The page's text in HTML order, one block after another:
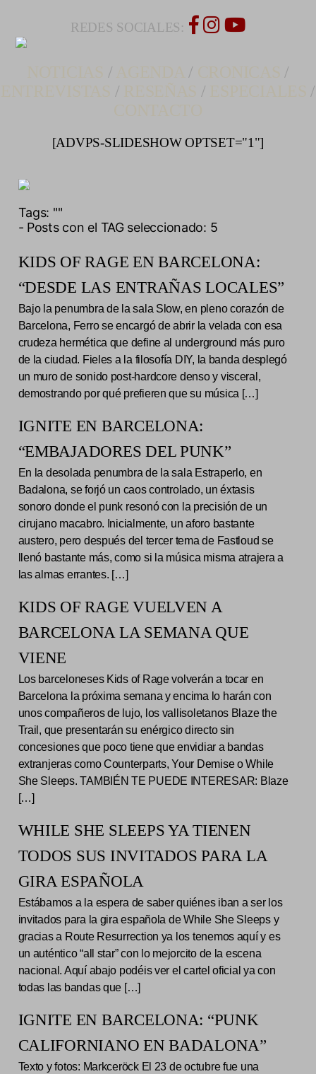
REDES SOCIALES:
/ /
/
/ /
/
[ADVPS-SLIDESHOW OPTSET="1"]
Tags: ""
- Posts con el TAG seleccionado: 5
KIDS OF RAGE EN BARCELONA:
“DESDE LAS ENTRAÑAS LOCALES”
Bajo la penumbra de la sala Slow, en pleno corazón de
Barcelona, Ferro se encargó de abrir la velada con esa
crudeza hermética que define al underground más puro
de la ciudad. Fieles a la filosofía DIY, la banda desplegó
un muro de sonido post-hardcore denso y visceral,
demostrando por qué prefieren que su música […]
IGNITE EN BARCELONA:
“EMBAJADORES DEL PUNK”
En la desolada penumbra de la sala Estraperlo, en
Badalona, se forjó un caos controlado, un éxtasis
sonoro donde el punk resonó con la precisión de un
cirujano macabro. Inicialmente, un aforo bastante
austero, pero después del tercer tema de Fastloud se
llenó bastante más, como si la música misma atrajera a
las almas errantes. […]
KIDS OF RAGE VUELVEN A
BARCELONA LA SEMANA QUE
VIENE
Los barceloneses Kids of Rage volverán a tocar en
Barcelona la próxima semana y encima lo harán con
unos compañeros de lujo, los vallisoletanos Blaze the
Trail, que presentarán su enérgico directo sin
concesiones que poco tiene que envidiar a bandas
extranjeras como Counterparts, Your Demise o While
She Sleeps. TAMBIÉN TE PUEDE INTERESAR: Blaze
[…]
WHILE SHE SLEEPS YA TIENEN
TODOS SUS INVITADOS PARA LA
GIRA ESPAÑOLA
Estábamos a la espera de saber quiénes iban a ser los
invitados para la gira española de While She Sleeps y
gracias a Route Resurrection ya los tenemos aquí y es
un auténtico “all star” con lo mejorcito de la escena
nacional. Aquí abajo podéis ver el cartel oficial ya con
todas las bandas que […]
IGNITE EN BARCELONA: “PUNK
CALIFORNIANO EN BADALONA”
Texto y fotos: Markceröck El 23 de octubre fue una